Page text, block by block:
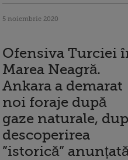
5 noiembrie 2020
Ofensiva Turciei
Marea Neagră.
Ankara a demarat
noi foraje după
gaze naturale,
descoperirea
”istorică”